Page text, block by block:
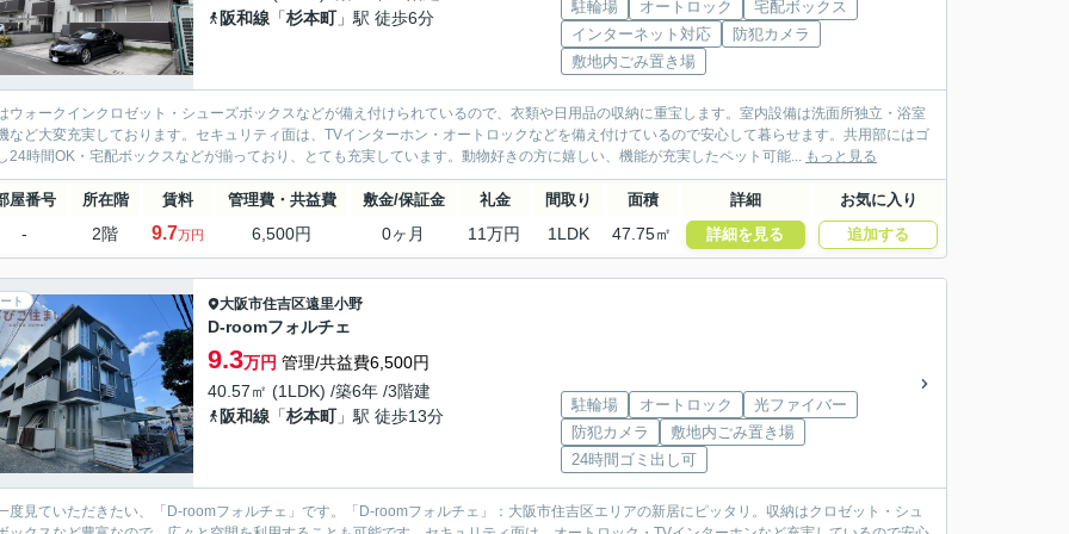
阪和線 「杉本町」駅 徒歩6分
駐輪場 オートロック
宅配ボックス
インターネット対応
防犯カメラ
敷地内ごみ置き場
ウォークインクロゼット・シューズボックスなどが備え付けられているので、衣類や日用品の収納に重宝します。室内設備は洗面所独立・浴室
など大変充実しております。セキュリティ面は、TVインターホン・オートロックなどを備え付けているので安心して暮らせます。共用部にはゴ
24時間OK・宅配ボックスなどが揃っており、とても充実しています。動物好きの方に嬉しい、機能が充実したペット可能... もっと見る
屋番号 所在階 賃料 管理費・共益費 敷金/保証金 礼金 間取り 面積 詳細 お気に入り
- 2階 9.7万円 6,500円 0ヶ月 11万円 1LDK 47.75㎡ 詳細を見る 追加する
ト 大阪市住吉区遠里小野
D-roomフォルチェ
9.3万円 管理/共益費6,500円
40.57㎡ (1LDK) /築6年 /3階建
阪和線 「杉本町」駅 徒歩13分
駐輪場 オートロック
光ファイバー
防犯カメラ
敷地内ごみ置き場
24時間ゴミ出し可
度見ていただきたい、「D-roomフォルチェ」です。「D-roomフォルチェ」：大阪市住吉区エリアの新居にピッタリ。収納はクロゼット・シュ